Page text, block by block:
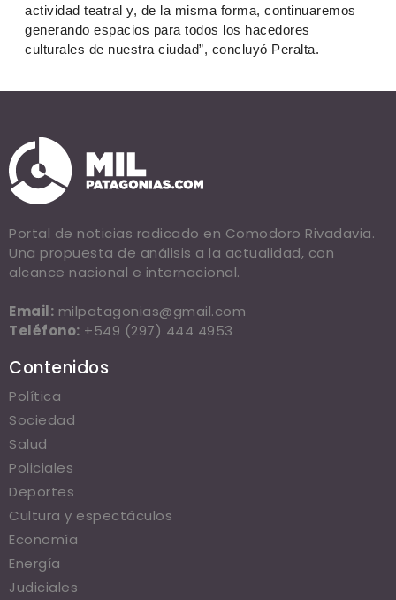
actividad teatral y, de la misma forma, continuaremos
generando espacios para todos los hacedores
culturales de nuestra ciudad”, concluyó Peralta.
Portal de noticias radicado en Comodoro Rivadavia.
Una propuesta de análisis a la actualidad, con
alcance nacional e internacional.
Email: milpatagonias@gmail.com
Teléfono: +549 (297) 444 4953
Contenidos
Política
Sociedad
Salud
Policiales
Deportes
Cultura y espectáculos
Economía
Energía
Judiciales